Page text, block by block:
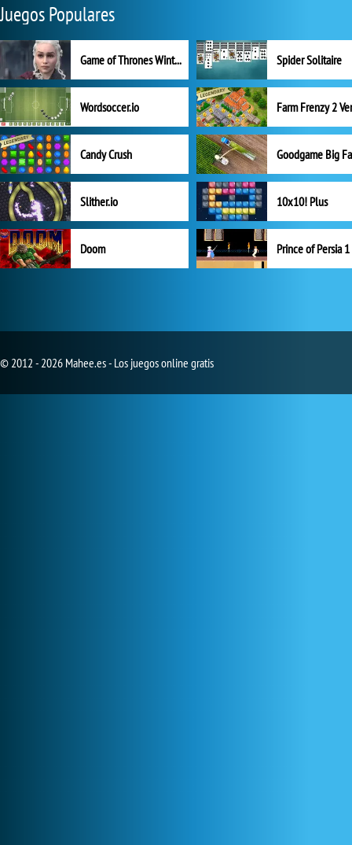
Juegos Populares
Game of Thrones Winter is Coming Spider Solitaire
Wordsoccer.io
Candy Crush Goodgame Big
Slither.io 10x10! Plus
Doom Prince of Persia 1
© 2012 - 2026 Mahee.es - Los juegos online gratis